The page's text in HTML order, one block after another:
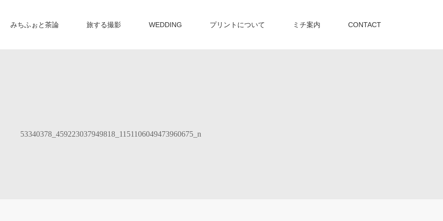
みちふぉと茶論 旅する撮影 WEDDING プリントについて ミチ案内 CONTACT
53340378_459223037949818_1151106049473960675_n